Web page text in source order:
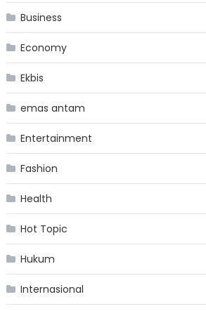
Business
Economy
Ekbis
emas antam
Entertainment
Fashion
Health
Hot Topic
Hukum
Internasional